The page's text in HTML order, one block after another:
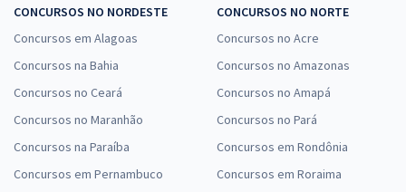
CONCURSOS NO NORDESTE
Concursos em Alagoas
Concursos na Bahia
Concursos no Ceará
Concursos no Maranhão
Concursos na Paraíba
Concursos em Pernambuco
CONCURSOS NO NORTE
Concursos no Acre
Concursos no Amazonas
Concursos no Amapá
Concursos no Pará
Concursos em Rondônia
Concursos em Roraima